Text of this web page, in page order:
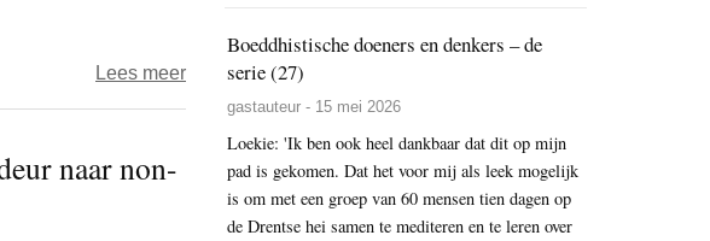
gewaarzijn
Lees meerover
Keuzeloos
gewaarzijn
werkeloos
toezien?
naar non-
Boeddhistische doeners en denkers – de
serie (27)
gastauteur - 15 mei 2026
Loekie: 'Ik ben ook heel dankbaar dat dit op mijn
pad is gekomen. Dat het voor mij als leek mogelijk
is om met een groep van 60 mensen tien dagen op
de Drentse hei samen te mediteren en te leren over